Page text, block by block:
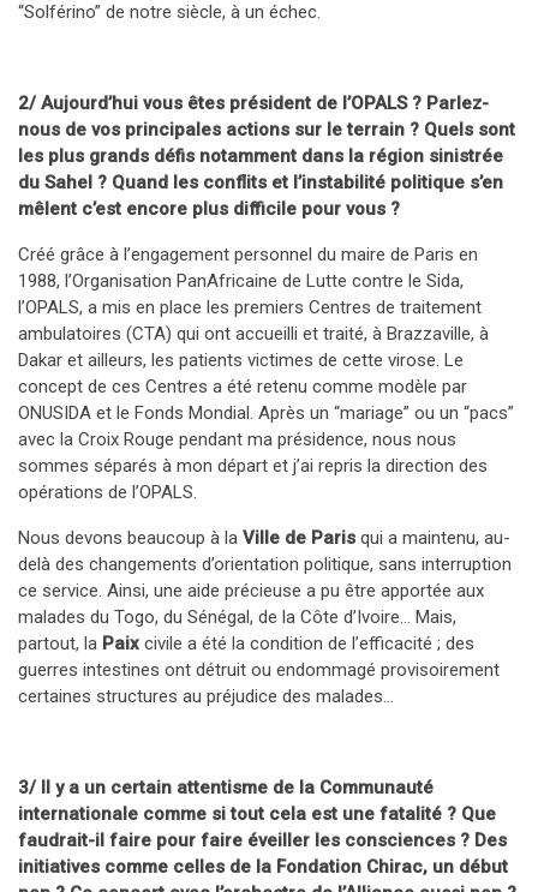
“Solférino” de notre siècle, à un échec.
2/ Aujourd’hui vous êtes président de l’OPALS ? Parlez-
nous de vos principales actions sur le terrain ? Quels sont
les plus grands défis notamment dans la région sinistrée
du Sahel ? Quand les conflits et l’instabilité politique s’en
mêlent c’est encore plus difficile pour vous ?
Créé grâce à l’engagement personnel du maire de Paris en
1988, l’Organisation PanAfricaine de Lutte contre le Sida,
l’OPALS, a mis en place les premiers Centres de traitement
ambulatoires (CTA) qui ont accueilli et traité, à Brazzaville, à
Dakar et ailleurs, les patients victimes de cette virose. Le
concept de ces Centres a été retenu comme modèle par
ONUSIDA et le Fonds Mondial. Après un “mariage” ou un “pacs”
avec la Croix Rouge pendant ma présidence, nous nous
sommes séparés à mon départ et j’ai repris la direction des
opérations de l’OPALS.
Nous devons beaucoup à la Ville de Paris qui a maintenu, au-
delà des changements d’orientation politique, sans interruption
ce service. Ainsi, une aide précieuse a pu être apportée aux
malades du Togo, du Sénégal, de la Côte d’Ivoire… Mais,
partout, la Paix civile a été la condition de l’efficacité ; des
guerres intestines ont détruit ou endommagé provisoirement
certaines structures au préjudice des malades…
3/ Il y a un certain attentisme de la Communauté
internationale comme si tout cela est une fatalité ? Que
faudrait-il faire pour faire éveiller les consciences ? Des
initiatives comme celles de la Fondation Chirac, un début